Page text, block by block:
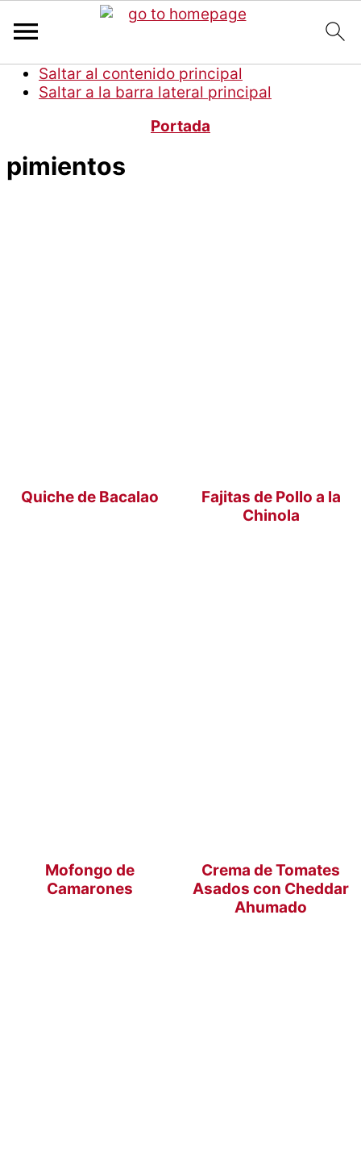
Saltar al contenido principal
Saltar a la barra lateral principal
Portada
pimientos
Quiche de Bacalao
Fajitas de Pollo a la
Chinola
Mofongo de
Camarones
Crema de Tomates
Asados con Cheddar
Ahumado